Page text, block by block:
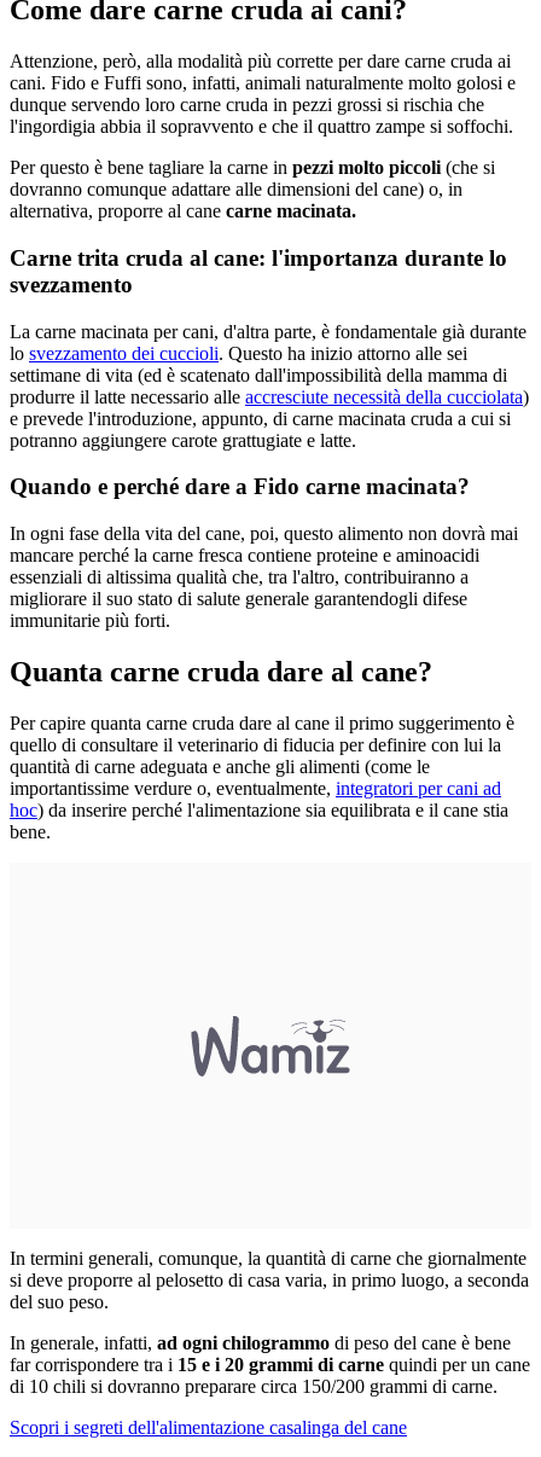
Come dare carne cruda ai cani?
Attenzione, però, alla modalità più corrette per dare carne cruda ai
cani. Fido e Fuffi sono, infatti, animali naturalmente molto golosi e
dunque servendo loro carne cruda in pezzi grossi si rischia che
l'ingordigia abbia il sopravvento e che il quattro zampe si soffochi.
Per questo è bene tagliare la carne in pezzi molto piccoli (che si
dovranno comunque adattare alle dimensioni del cane) o, in
alternativa, proporre al cane carne macinata.
Carne trita cruda al cane: l'importanza durante lo
svezzamento
La carne macinata per cani, d'altra parte, è fondamentale già durante
lo svezzamento dei cuccioli. Questo ha inizio attorno alle sei
settimane di vita (ed è scatenato dall'impossibilità della mamma di
produrre il latte necessario alle accresciute necessità della cucciolata)
e prevede l'introduzione, appunto, di carne macinata cruda a cui si
potranno aggiungere carote grattugiate e latte.
Quando e perché dare a Fido carne macinata?
In ogni fase della vita del cane, poi, questo alimento non dovrà mai
mancare perché la carne fresca contiene proteine ​​e aminoacidi
essenziali di altissima qualità che, tra l'altro, contribuiranno a
migliorare il suo stato di salute generale garantendogli difese
immunitarie più forti.
Quanta carne cruda dare al cane?
Per capire quanta carne cruda dare al cane il primo suggerimento è
quello di consultare il veterinario di fiducia per definire con lui la
quantità di carne adeguata e anche gli alimenti (come le
importantissime verdure o, eventualmente, integratori per cani ad
hoc) da inserire perché l'alimentazione sia equilibrata e il cane stia
bene.
In termini generali, comunque, la quantità di carne che giornalmente
si deve proporre al pelosetto di casa varia, in primo luogo, a seconda
del suo peso.
In generale, infatti, ad ogni chilogrammo di peso del cane è bene
far corrispondere tra i 15 e i 20 grammi di carne quindi per un cane
di 10 chili si dovranno preparare circa 150/200 grammi di carne.
Scopri i segreti dell'alimentazione casalinga del cane